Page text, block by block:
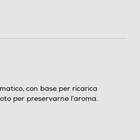
con base per ricarica
per preservarne l’aroma.